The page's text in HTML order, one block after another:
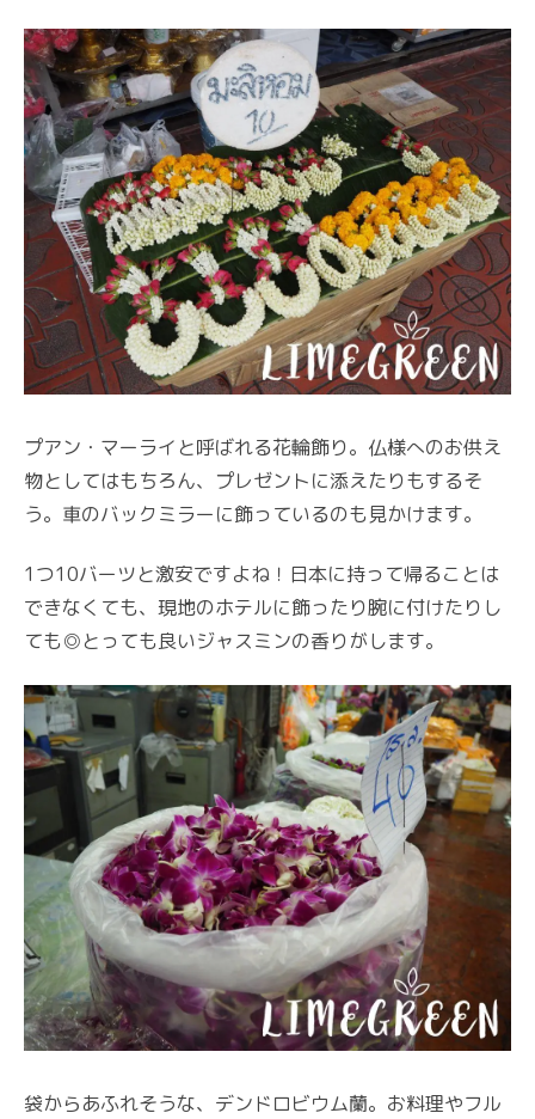
プアン・マーライと呼ばれる花輪飾り。仏様へのお供え
物としてはもちろん、プレゼントに添えたりもするそ
う。車のバックミラーに飾っているのも見かけます。
1つ10バーツと激安ですよね！日本に持って帰ることは
できなくても、現地のホテルに飾ったり腕に付けたりし
ても◎とっても良いジャスミンの香りがします。
袋からあふれそうな、デンドロビウム蘭。お料理やフル